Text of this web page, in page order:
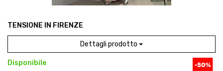
TENSIONE IN FIRENZE
Dettagli prodotto
Disponibile